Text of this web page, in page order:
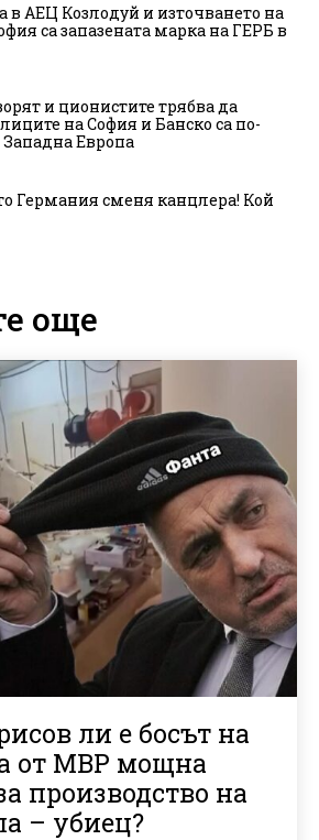
в АЕЦ Козлодуй и източването на
са запазената марка на ГЕРБ в
и ционистите трябва да
на София и Банско са по-
Западна Европа
Германия сменя канцлера! Кой
още
ли е босът на
от МВР мощна
производство на
– убиец?